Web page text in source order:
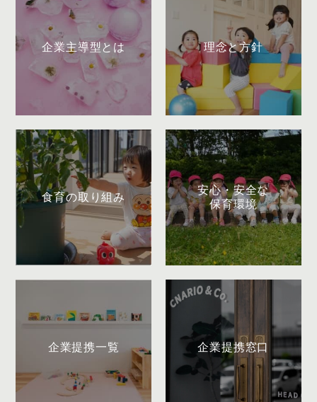
企業主導型とは 理念と方針
食育の取り組み
安心・安全な
保育環境
企業提携一覧 企業提携窓口